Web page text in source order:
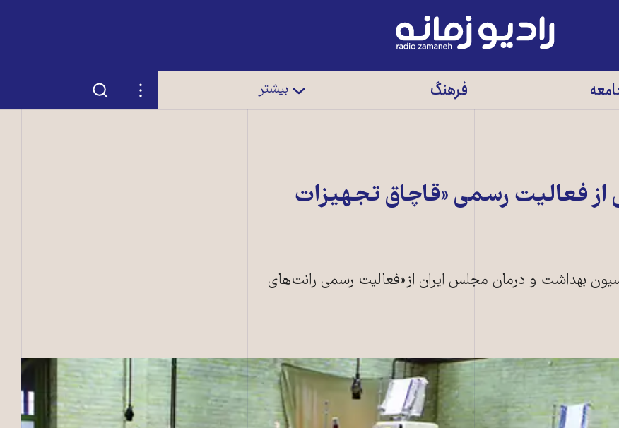
رادیو
زمانه
فرهنگ بیشتر تنظیمات جستجو
از فعاليت رسمی «قاچاق تجهيزات
بهداشت و درمان مجلس ايران از«فعاليت رسمی رانت‌های